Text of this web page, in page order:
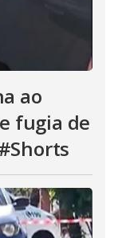
ao
fugia de